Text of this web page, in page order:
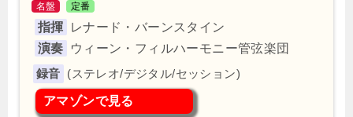
名盤 定番
指揮
レナード・バーンスタイン
演奏
ウィーン・フィルハーモニー管弦楽団
(ステレオ/デジタル/セッション)
アマゾンで見る